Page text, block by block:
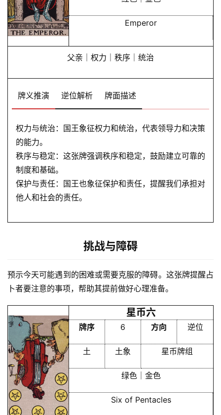
卜
命
梦
服
务
会
注册
Emperor
父亲｜权力｜秩序｜统治
牌义推演 逆位解析 牌面描述
权力与统治：国王象征权力和统治，代表领导力和决策
的能力。
秩序与稳定：这张牌强调秩序和稳定，鼓励建立可靠的
制度和基础。
保护与责任：国王也象征保护和责任，提醒我们承担对
他人和社会的责任。
挑战与障碍
预示今天可能遇到的困难或需要克服的障碍。这张牌提醒占
卜者要注意的事项，帮助其提前做好心理准备。
星币六
牌序 6 方向 逆位
土 土象 星币牌组
绿色｜金色
Six of Pentacles